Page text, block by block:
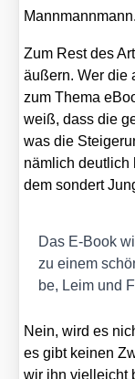
Mann­mann­mann.
Zum Rest des
äußern. Wer die
zum The­ma
weiß, dass die
was die
näm­lich deut­lich
dem son­dert
Das E‑Book
zu einem
be, Leim und
Nein, wird es
es gibt kei­nen
wir ihn viel­leicht